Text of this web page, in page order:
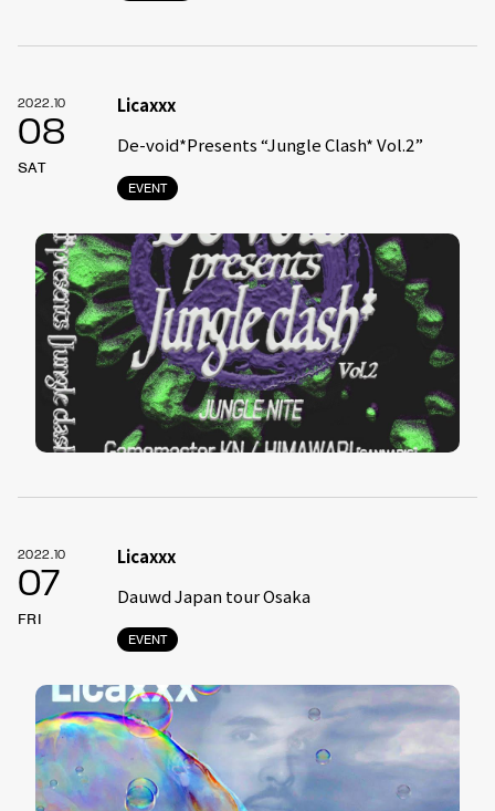
2022.10
08
SAT
EVENT
Licaxxx
De-void*Presents “Jungle Clash* Vol.2”
2022.10
07
FRI
EVENT
Licaxxx
Dauwd Japan tour Osaka